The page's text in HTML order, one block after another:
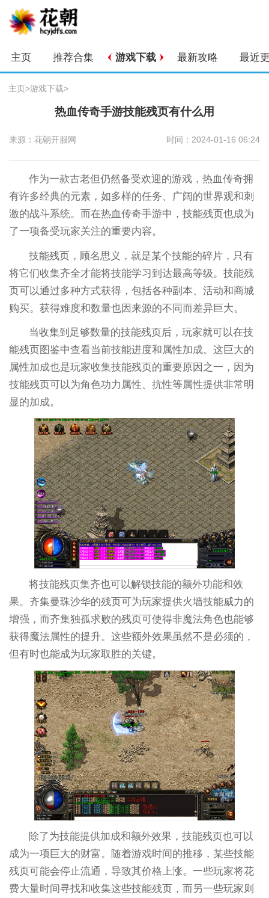
主页 推荐合集 游戏下载 最新攻略 最近
主页>游戏下载>
热血传奇手游技能残页有什么用
来源：花朝开服网 时间：2024-01-16 06:24
作为一款古老但仍然备受欢迎的游戏，热血传奇拥
有许多经典的元素，如多样的任务、广阔的世界观和刺
激的战斗系统。而在热血传奇手游中，技能残页也成为
了一项备受玩家关注的重要内容。
技能残页，顾名思义，就是某个技能的碎片，只有
将它们收集齐全才能将技能学习到达最高等级。技能残
页可以通过多种方式获得，包括各种副本、活动和商城
购买。获得难度和数量也因来源的不同而差异巨大。
当收集到足够数量的技能残页后，玩家就可以在技
能残页图鉴中查看当前技能进度和属性加成。这巨大的
属性加成也是玩家收集技能残页的重要原因之一，因为
技能残页可以为角色功力属性、抗性等属性提供非常明
显的加成。
将技能残页集齐也可以解锁技能的额外功能和效
果。齐集曼珠沙华的残页可为玩家提供火墙技能威力的
增强，而齐集独孤求败的残页可使得非魔法角色也能够
获得魔法属性的提升。这些额外效果虽然不是必须的，
但有时也能成为玩家取胜的关键。
除了为技能提供加成和额外效果，技能残页也可以
成为一项巨大的财富。随着游戏时间的推移，某些技能
残页可能会停止流通，导致其价格上涨。一些玩家将花
费大量时间寻找和收集这些技能残页，而另一些玩家则